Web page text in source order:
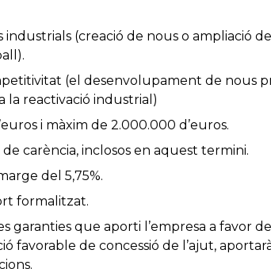
industrials (creació de nous o ampliació
(el desenvolupament de nous
la reactivació industrial)
i màxim de 2.000.000 d’euros.
de carència, inclosos en aquest termini.
del 5,75%.
formalitzat.
garanties que aporti l’empresa a favor
favorable de concessió de l’ajut,